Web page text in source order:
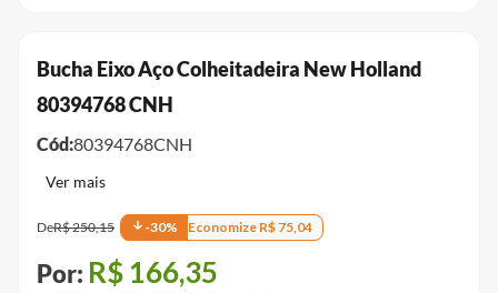
Bucha Eixo Aço Colheitadeira New Holland
80394768 CNH
Cód:80394768CNH
DeR$250,15 -30% Economize R$ 75,04
R$ 166,35